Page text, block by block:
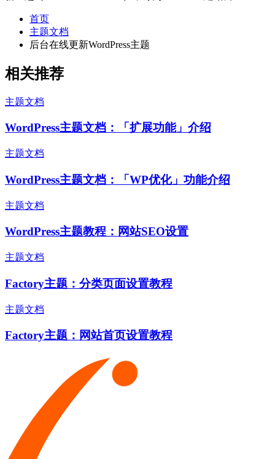
首页
主题文档
后台在线更新WordPress主题
相关推荐
主题文档
WordPress主题文档：「扩展功能」介绍
主题文档
WordPress主题文档：「WP优化」功能介绍
主题文档
WordPress主题教程：网站SEO设置
主题文档
Factory主题：分类页面设置教程
主题文档
Factory主题：网站首页设置教程